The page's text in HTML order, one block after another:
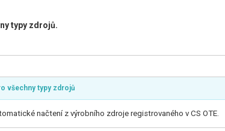
typy zdrojů.
všechny typy zdrojů
načtení z výrobního zdroje registrovaného v CS OTE.